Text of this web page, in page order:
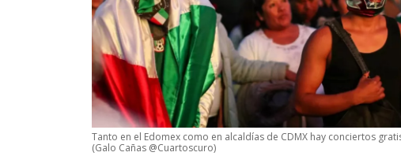
Tanto en el Edomex como en alcaldías de CDMX hay conciertos
(Galo Cañas @Cuartoscuro)